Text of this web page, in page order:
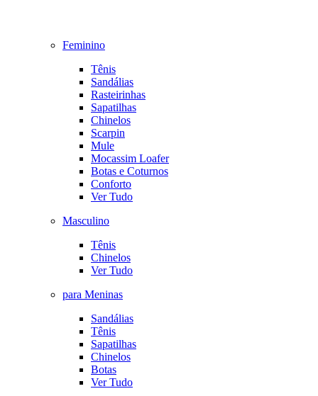
Feminino
Tênis
Sandálias
Rasteirinhas
Sapatilhas
Chinelos
Scarpin
Mule
Mocassim Loafer
Botas e Coturnos
Conforto
Ver Tudo
Masculino
Tênis
Chinelos
Ver Tudo
para Meninas
Sandálias
Tênis
Sapatilhas
Chinelos
Botas
Ver Tudo